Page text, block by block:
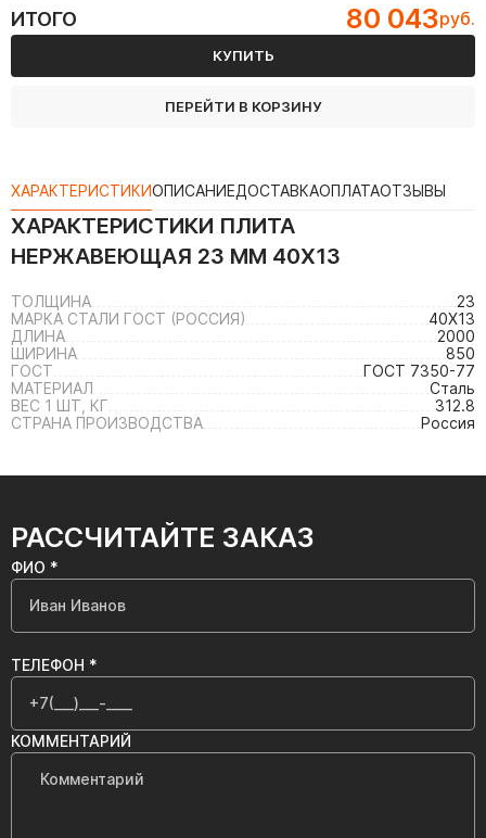
ИТОГО 80 043руб.
КУПИТЬ
ПЕРЕЙТИ В КОРЗИНУ
ХАРАКТЕРИСТИКИОПИСАНИЕДОСТАВКАОПЛАТАОТЗЫВЫ
ХАРАКТЕРИСТИКИ ПЛИТА
НЕРЖАВЕЮЩАЯ 23 ММ 40Х13
ТОЛЩИНА
23
МАРКА СТАЛИ ГОСТ (РОССИЯ)
40Х13
ДЛИНА
2000
ШИРИНА
850
ГОСТ
ГОСТ 7350-77
МАТЕРИАЛ
Сталь
ВЕС 1 ШТ, КГ
312.8
СТРАНА ПРОИЗВОДСТВА
Россия
РАССЧИТАЙТЕ ЗАКАЗ
ФИО *
ТЕЛЕФОН *
КОММЕНТАРИЙ